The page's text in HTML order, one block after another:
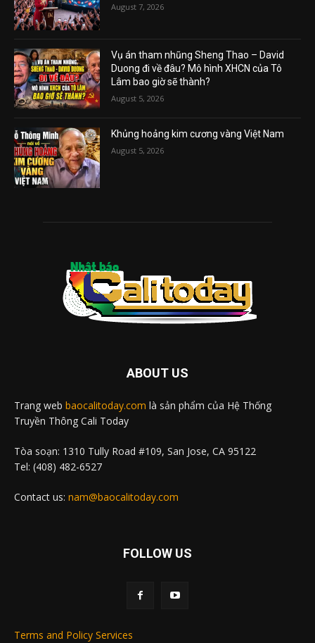
August 7, 2026
Vụ án tham nhũng Sheng Thao – David
Duong đi về đâu? Mô hình XHCN của Tô
Lâm bao giờ sẽ thành?
August 5, 2026
Khủng hoảng kim cương vàng Việt Nam
August 5, 2026
ABOUT US
Trang web baocalitoday.com là sản phẩm của Hệ Thống
Truyền Thông Cali Today
Tòa soạn: 1310 Tully Road #109, San Jose, CA 95122
Tel: (408) 482-6527
Contact us: nam@baocalitoday.com
FOLLOW US
Terms and Policy Services